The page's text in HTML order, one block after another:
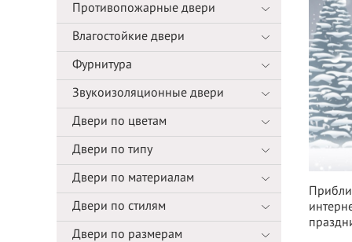
Противопожарные двери
Влагостойкие двери
Фурнитура
Звукоизоляционные двери
Двери по цветам
Двери по типу
Двери по материалам
Двери по стилям
Двери по размерам